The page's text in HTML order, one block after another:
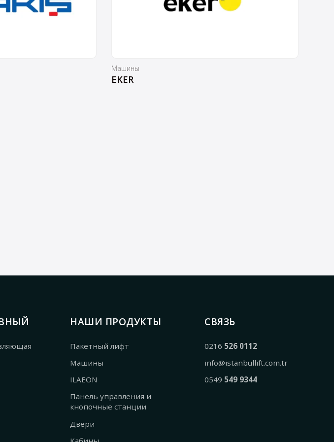
Машины
EKER
НАШИ ПРОДУКТЫ
Пакетный лифт
Машины
ILAEON
Панель управления и
кнопочные станции
Двери
СВЯЗЬ
0216 526 0112
info@istanbullift.com.tr
0549 549 9344